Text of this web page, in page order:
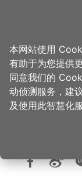
首页 > 想去的地方 >
品香
本网站使用
有助于为您提供
同意我们的
动侦测服务，建
及使用此智慧化服